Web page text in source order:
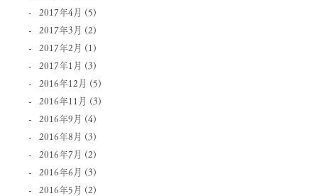
2017年4月 (5)
2017年3月 (2)
2017年2月 (1)
2017年1月 (3)
2016年12月 (5)
2016年11月 (3)
2016年9月 (4)
2016年8月 (3)
2016年7月 (2)
2016年6月 (3)
2016年5月 (2)